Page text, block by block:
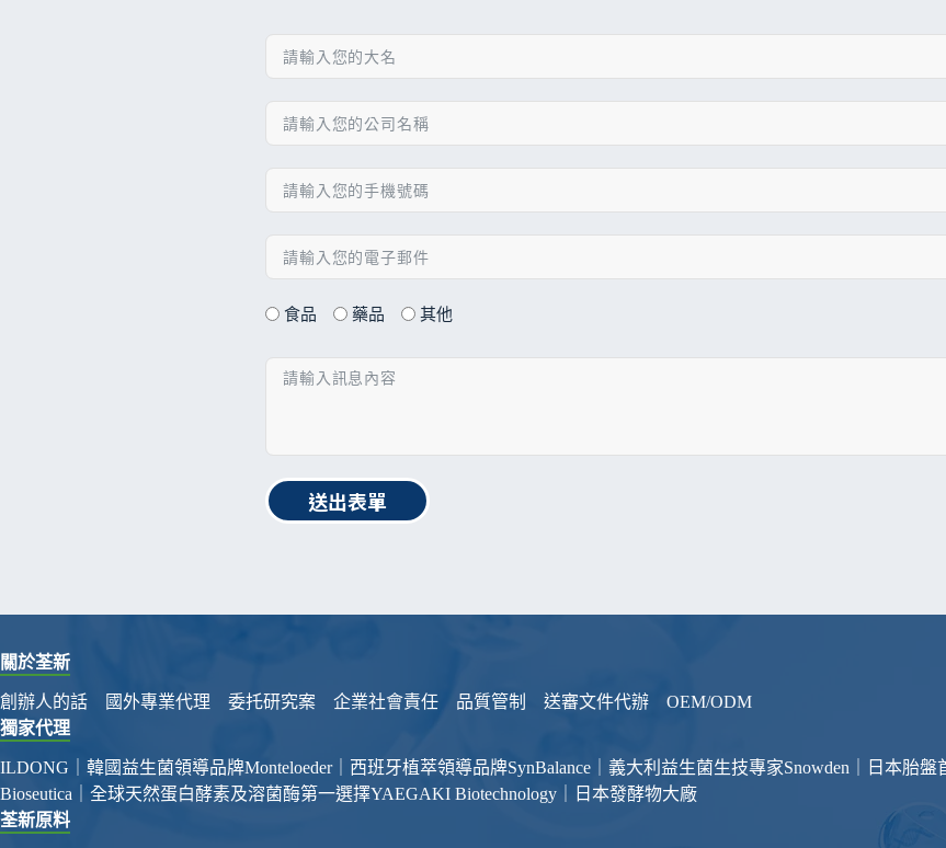
食品 藥品 其他
送出表單
關於荃新
創辦人的話 國外專業代理 委托研究案 企業社會責任 品質管制 送審文件代辦
OEM/ODM
獨家代理
ILDONG｜韓國益生菌領導品牌Monteloeder｜西班牙植萃領導品牌SynBalance｜義大利益生菌生技專家Snowden｜日本胎盤
Bioseutica｜全球天然蛋白酵素及溶菌酶第一選擇YAEGAKI Biotechnology｜日本發酵物大廠
荃新原料